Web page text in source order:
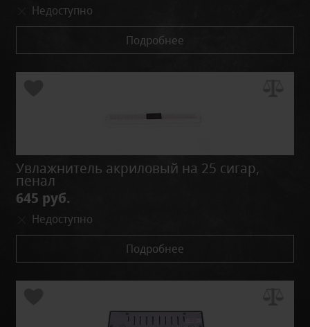
Недоступно
Подробнее
Увлажнитель акриловый на 25 сигар,
пенал
645 руб.
Недоступно
Подробнее